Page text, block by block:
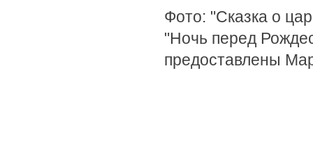
Фото: "Сказка о
"Ночь перед
предоставлены